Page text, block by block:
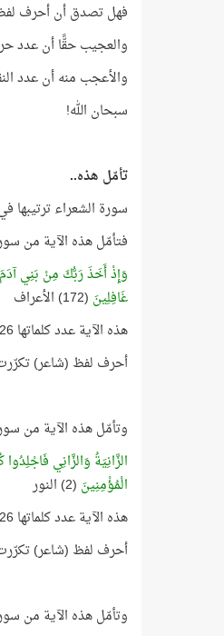
فهل تصدق أن أحرف
والعجيب حقًّا أن عدد حروفها 52 حرفًا، وهذا
والأعجب منه أن عدد النقاط على
سبحان الله!
تأمّل هذه..
سورة الشعراء ترتيبها
فتأمّل هذه الآية من
وَإِذْ أَخَذَ رَبُّكَ مِنْ بَنِي
غَافِلِينَ (172) الأعراف
هذه الآية عدد كلماتها 26 كلمة!
أحرف لفظ (شاعر) تكرّرت في
وتأمّل هذه الآية من
الزَّانِيَةُ وَالزَّانِي
الْمُؤْمِنِينَ (2) النور
هذه الآية عدد كلماتها 26 كلمة!
أحرف لفظ (شاعر) تكرّرت في
وتأمّل هذه الآية من